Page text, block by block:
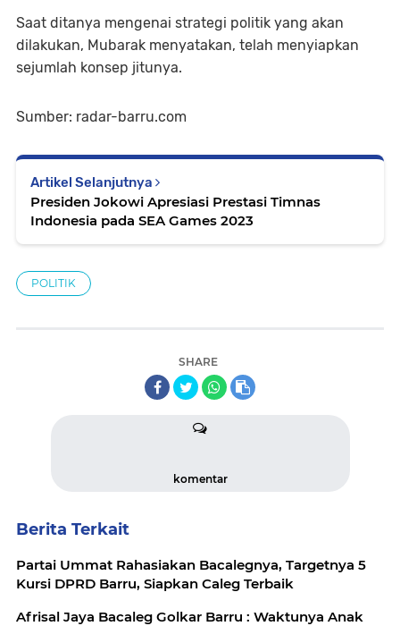
Saat ditanya mengenai strategi politik yang akan
dilakukan, Mubarak menyatakan, telah menyiapkan
sejumlah konsep jitunya.
Sumber: radar-barru.com
Artikel Selanjutnya
Presiden Jokowi Apresiasi Prestasi Timnas
Indonesia pada SEA Games 2023
POLITIK
SHARE
komentar
Berita Terkait
Partai Ummat Rahasiakan Bacalegnya, Targetnya 5
Kursi DPRD Barru, Siapkan Caleg Terbaik
Afrisal Jaya Bacaleg Golkar Barru : Waktunya Anak